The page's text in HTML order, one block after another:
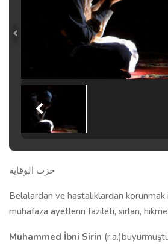
حزب الوقاية
Belalardan ve hastalıklardan
muhafaza ayetlerin fazileti, sırları,
Muhammed İbni Sirin